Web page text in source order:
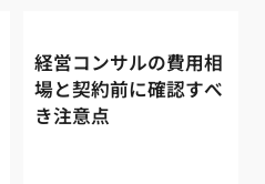
経営コンサルの費用相
場と契約前に確認すべ
き注意点